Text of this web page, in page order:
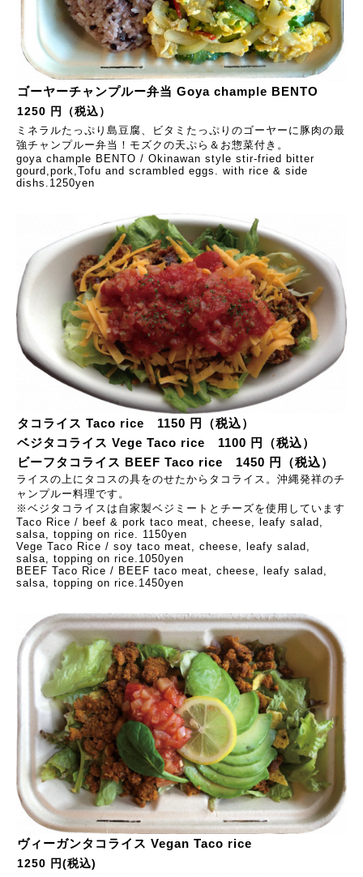
ゴーヤーチャンプルー弁当 Goya chample BENTO
1250 円（税込）
ミネラルたっぷり島豆腐、ビタミたっぷりのゴーヤーに豚肉の最
強チャンプルー弁当！モズクの天ぷら＆お惣菜付き。
goya chample BENTO / Okinawan style stir-fried bitter
gourd,pork,Tofu and scrambled eggs. with rice & side
dishs.1250yen
タコライス Taco rice 1150 円（税込）
ベジタコライス Vege Taco rice 1100 円（税込）
ビーフタコライス BEEF Taco rice 1450 円（税込）
ライスの上にタコスの具をのせたからタコライス。沖縄発祥のチ
ャンプルー料理です。
※ベジタコライスは自家製ベジミートとチーズを使用しています
Taco Rice / beef & pork taco meat, cheese, leafy salad,
salsa, topping on rice. 1150yen
Vege Taco Rice / soy taco meat, cheese, leafy salad,
salsa, topping on rice.1050yen
BEEF Taco Rice / BEEF taco meat, cheese, leafy salad,
salsa, topping on rice.1450yen
ヴィーガンタコライス Vegan Taco rice
1250 円(税込)